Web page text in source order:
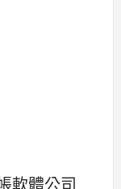
軟體公司